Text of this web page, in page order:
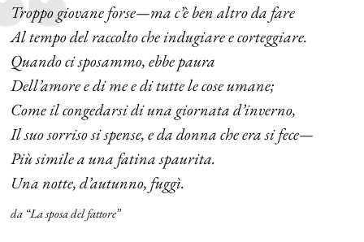
Troppo giovane forse—ma c’è ben altro da fare
Al tempo del raccolto che indugiare e corteggiare.
Quando ci sposammo, ebbe paura
Dell’amore e di me e di tutte le cose umane;
Come il congedarsi di una giornata d’inverno,
Il suo sorriso si spense, e da donna che era si fece—
Più simile a una fatina spaurita.
Una notte, d’autunno, fuggì.
da “La sposa del fattore”